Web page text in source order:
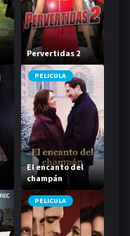
Pervertidas 2
PELICULA
El encanto del
champán
PELICULA